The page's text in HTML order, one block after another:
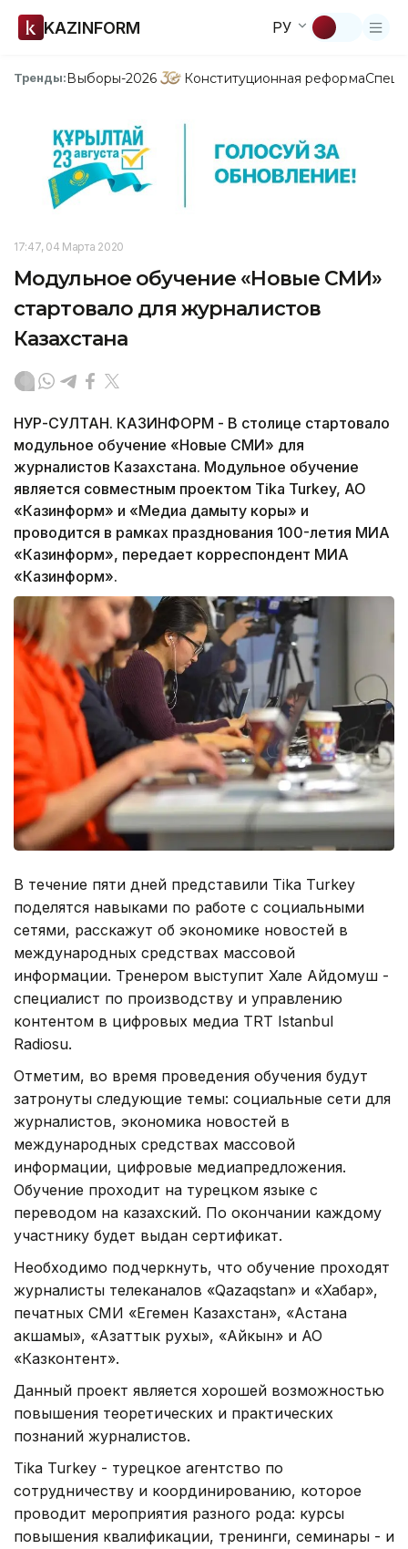
KAZINFORM РУ
Тренды:Выборы-2026 Конституционная реформа
17:47, 04 Марта 2020
Модульное обучение «Новые СМИ»
стартовало для журналистов
Казахстана
НУР-СУЛТАН. КАЗИНФОРМ - В столице стартовало
модульное обучение «Новые СМИ» для
журналистов Казахстана. Модульное обучение
является совместным проектом Tika Turkey, АО
«Казинформ» и «Медиа дамыту коры» и
проводится в рамках празднования 100-летия МИА
«Казинформ», передает корреспондент МИА
«Казинформ».
В течение пяти дней представили Tika Turkey
поделятся навыками по работе с социальными
сетями, расскажут об экономике новостей в
международных средствах массовой
информации. Тренером выступит Хале Айдомуш -
специалист по производству и управлению
контентом в цифровых медиа TRT Istanbul
Radiosu.
Отметим, во время проведения обучения будут
затронуты следующие темы: социальные сети для
журналистов, экономика новостей в
международных средствах массовой
информации, цифровые медиапредложения.
Обучение проходит на турецком языке с
переводом на казахский. По окончании каждому
участнику будет выдан сертификат.
Необходимо подчеркнуть, что обучение проходят
журналисты телеканалов «Qazaqstan» и «Хабар»,
печатных СМИ «Егемен Казахстан», «Астана
акшамы», «Азаттык рухы», «Айкын» и АО
«Казконтент».
Данный проект является хорошей возможностью
повышения теоретических и практических
познаний журналистов.
Tika Turkey - турецкое агентство по
сотрудничеству и координированию, которое
проводит мероприятия разного рода: курсы
повышения квалификации, тренинги, семинары - и